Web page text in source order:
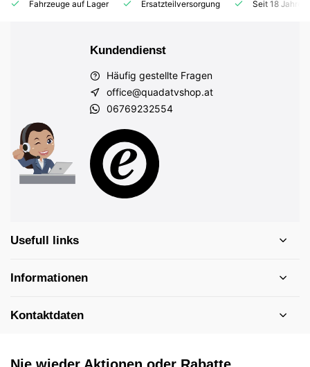
Fahrzeuge auf Lager Ersatzteilversorgung Seit 18
Kundendienst
Häufig gestellte Fragen
office@quadatvshop.at
06769232554
Usefull links
Informationen
Kontaktdaten